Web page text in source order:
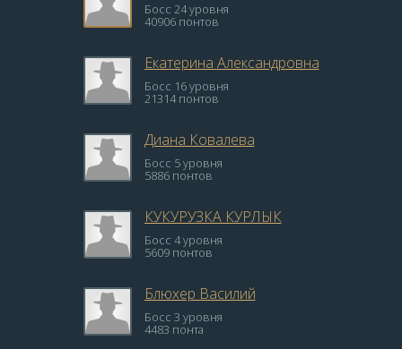
Босс 24 уровня
40906 понтов
Екатерина Александровна
Босс 16 уровня
21314 понтов
Диана Ковалева
Босс 5 уровня
5886 понтов
КУКУРУЗКА КУРЛЫК
Босс 4 уровня
5609 понтов
Блюхер Василий
Босс 3 уровня
4483 понта